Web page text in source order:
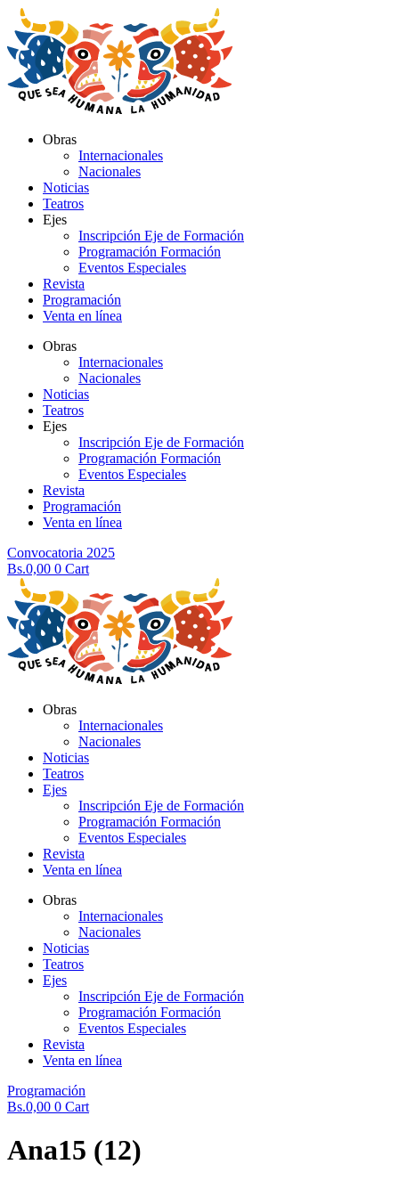
al
contenido
Obras
Internacionales
Nacionales
Noticias
Teatros
Ejes
Inscripción Eje de Formación
Programación Formación
Eventos Especiales
Revista
Programación
Venta en línea
Obras
Internacionales
Nacionales
Noticias
Teatros
Ejes
Inscripción Eje de Formación
Programación Formación
Eventos Especiales
Revista
Programación
Venta en línea
Convocatoria 2025
Bs.0,00 0 Cart
Obras
Internacionales
Nacionales
Noticias
Teatros
Ejes
Inscripción Eje de Formación
Programación Formación
Eventos Especiales
Revista
Venta en línea
Obras
Internacionales
Nacionales
Noticias
Teatros
Ejes
Inscripción Eje de Formación
Programación Formación
Eventos Especiales
Revista
Venta en línea
Programación
Bs.0,00 0 Cart
Ana15 (12)